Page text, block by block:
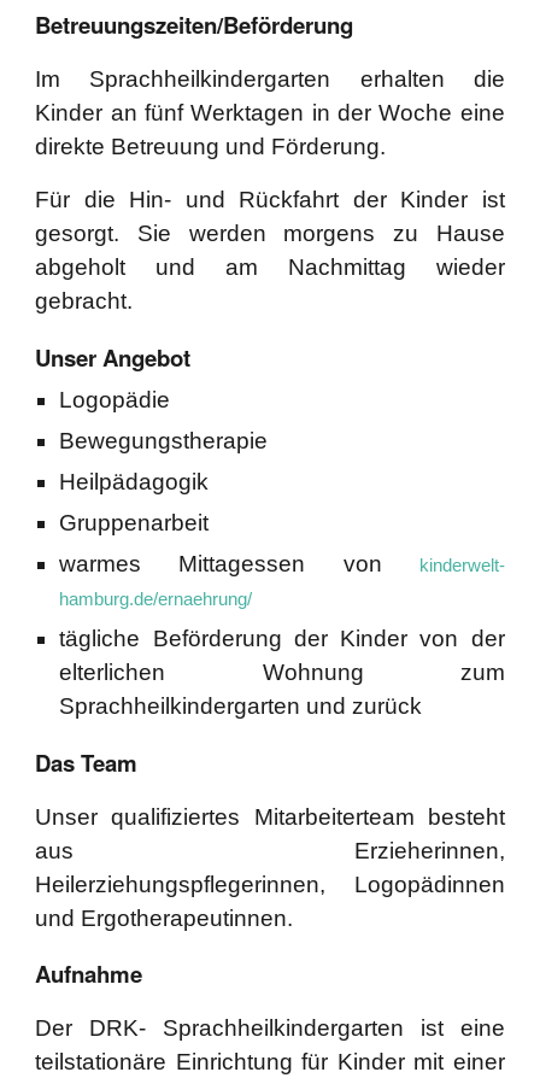
Betreuungszeiten/Beförderung
Im Sprachheilkindergarten erhalten die
Kinder an fünf Werktagen in der Woche eine
direkte Betreuung und Förderung.
Für die Hin- und Rückfahrt der Kinder ist
gesorgt. Sie werden morgens zu Hause
abgeholt und am Nachmittag wieder
gebracht.
Unser Angebot
Logopädie
Bewegungstherapie
Heilpädagogik
Gruppenarbeit
warmes Mittagessen von
kinderwelt-
hamburg.de/ernaehrung/
tägliche Beförderung der Kinder von der
elterlichen Wohnung zum
Sprachheilkindergarten und zurück
Das Team
Unser qualifiziertes Mitarbeiterteam besteht
aus Erzieherinnen,
Heilerziehungspflegerinnen, Logopädinnen
und Ergotherapeutinnen.
Aufnahme
Der DRK- Sprachheilkindergarten ist eine
teilstationäre Einrichtung für Kinder mit einer